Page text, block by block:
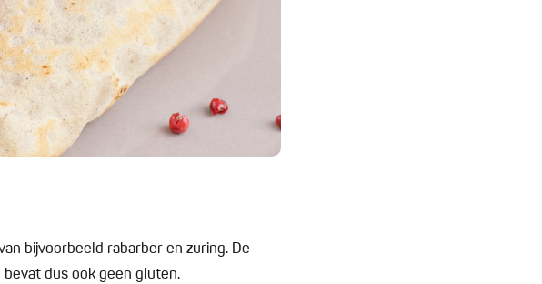
bijvoorbeeld rabarber en zuring. De
dus ook geen gluten.